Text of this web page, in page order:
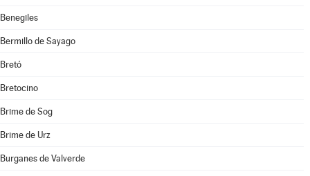
Benegiles
Bermillo de Sayago
Bretó
Bretocino
Brime de Sog
Brime de Urz
Burganes de Valverde